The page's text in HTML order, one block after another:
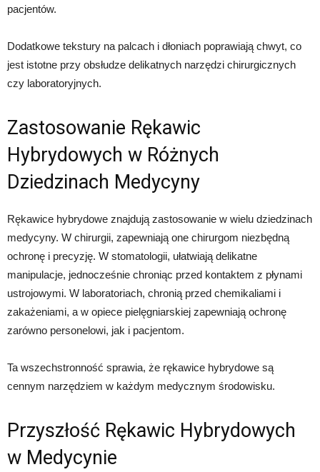
pacjentów.
Dodatkowe tekstury na palcach i dłoniach poprawiają chwyt, co
jest istotne przy obsłudze delikatnych narzędzi chirurgicznych
czy laboratoryjnych.
Zastosowanie Rękawic
Hybrydowych w Różnych
Dziedzinach Medycyny
Rękawice hybrydowe znajdują zastosowanie w wielu dziedzinach
medycyny. W chirurgii, zapewniają one chirurgom niezbędną
ochronę i precyzję. W stomatologii, ułatwiają delikatne
manipulacje, jednocześnie chroniąc przed kontaktem z płynami
ustrojowymi. W laboratoriach, chronią przed chemikaliami i
zakażeniami, a w opiece pielęgniarskiej zapewniają ochronę
zarówno personelowi, jak i pacjentom.
Ta wszechstronność sprawia, że rękawice hybrydowe są
cennym narzędziem w każdym medycznym środowisku.
Przyszłość Rękawic Hybrydowych
w Medycynie